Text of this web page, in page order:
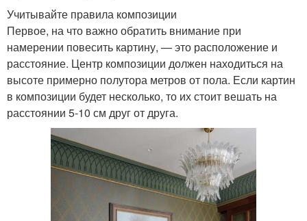
Учитывайте правила композиции
Первое, на что важно обратить внимание при
намерении повесить картину, — это расположение и
расстояние. Центр композиции должен находиться на
высоте примерно полутора метров от пола. Если картин
в композиции будет несколько, то их стоит вешать на
расстоянии 5-10 см друг от друга.